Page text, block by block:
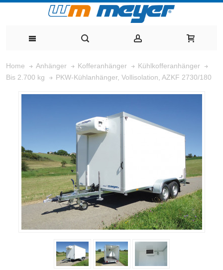
Home Anhänger Kofferanhänger
Kühlkofferanhänger
Bis 2.700 kg
PKW-Kühlanhänger, Vollisolation, AZKF 2730/180